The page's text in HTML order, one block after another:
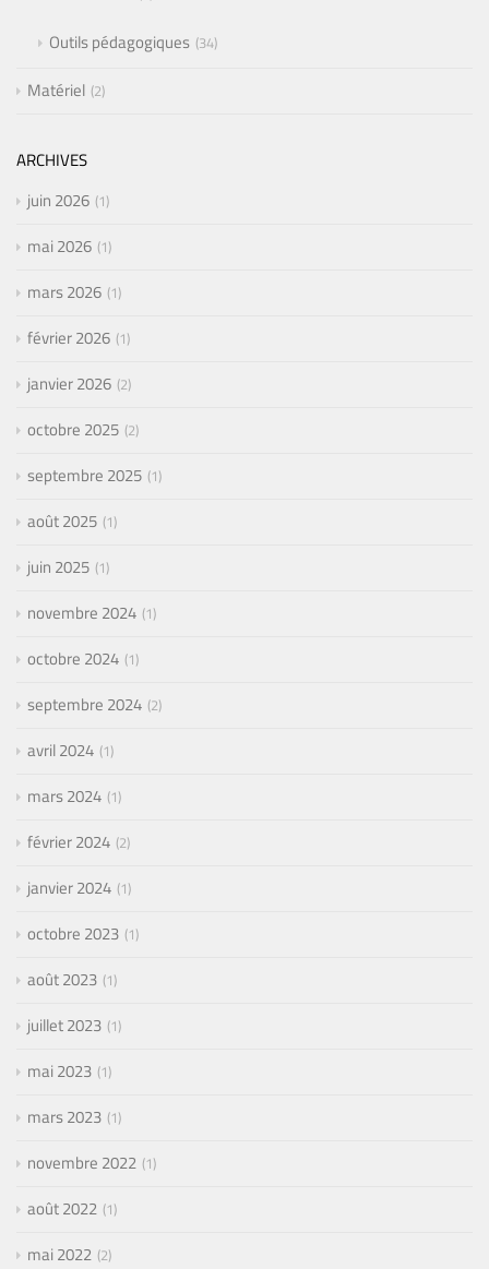
Outils pédagogiques 34
Matériel 2
ARCHIVES
juin 2026 1
mai 2026 1
mars 2026 1
février 2026 1
janvier 2026 2
octobre 2025 2
septembre 2025 1
août 2025 1
juin 2025 1
novembre 2024 1
octobre 2024 1
septembre 2024 2
avril 2024 1
mars 2024 1
février 2024 2
janvier 2024 1
octobre 2023 1
août 2023 1
juillet 2023 1
mai 2023 1
mars 2023 1
novembre 2022 1
août 2022 1
mai 2022 2